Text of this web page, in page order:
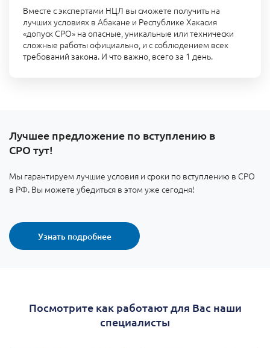
Вместе с экспертами НЦЛ вы сможете получить на
лучших условиях в Абакане и Республике Хакасия
«допуск СРО» на опасные, уникальные или технически
сложные работы официально, и с соблюдением всех
требований закона. И что важно, всего за 1 день.
Лучшее предложение по вступлению в
СРО тут!
Мы гарантируем лучшие условия и сроки по вступлению в СРО
в РФ. Вы можете убедиться в этом уже сегодня!
Узнать подробнее
Посмотрите как работают для Вас наши
специалисты